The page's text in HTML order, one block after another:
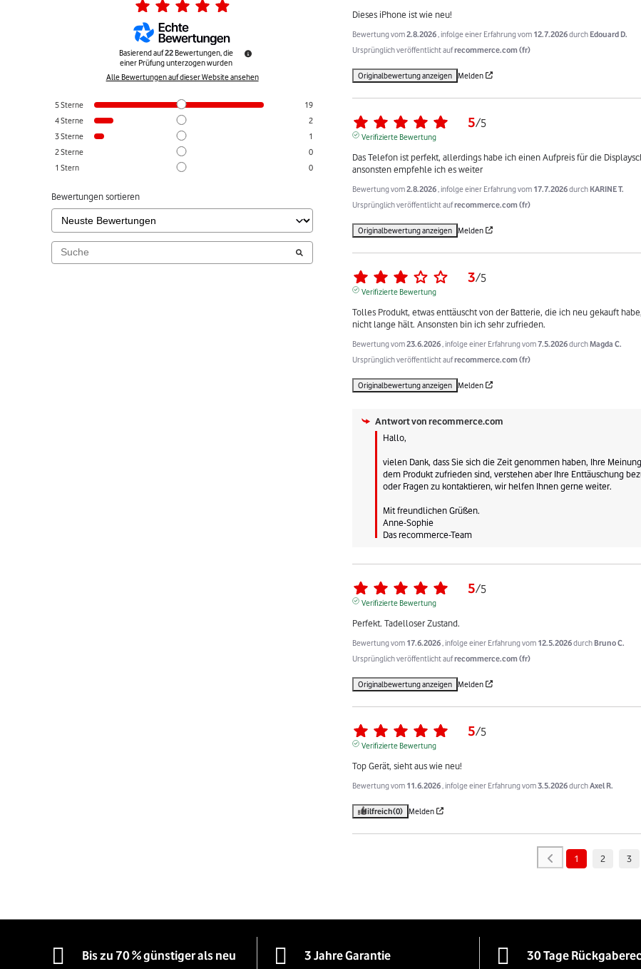
Basierend auf22 Bewertungen, die
einer Prüfung unterzogen wurden
Alle Bewertungen auf dieser Website ansehen
5Sterne
19
4Sterne
2
3Sterne
1
2Sterne
0
1 Stern 0
Bewertungen sortieren
Dieses iPhone ist wie neu!
Bewertung vom2.8.2026 , infolge einer Erfahrung vom 12.7.2026durch Edouard D.
Ursprünglich veröffentlicht aufrecommerce.com (fr)
Originalbewertung anzeigen Melden
5/5
Verifizierte Bewertung
Das Telefon ist perfekt, allerdings habe ich einen Aufpreis für die
ansonsten empfehle ich es weiter
Bewertung vom2.8.2026 , infolge einer Erfahrung vom 17.7.2026durch KARINE T.
Ursprünglich veröffentlicht aufrecommerce.com (fr)
Originalbewertung anzeigen Melden
3/5
Verifizierte Bewertung
Tolles Produkt, etwas enttäuscht von der Batterie, die ich neu gekauft
nicht lange hält. Ansonsten bin ich sehr zufrieden.
Bewertung vom23.6.2026 , infolge einer Erfahrung vom7.5.2026durchMagda C.
Ursprünglich veröffentlicht aufrecommerce.com (fr)
Originalbewertung anzeigen Melden
Antwort vonrecommerce.com
Hallo,
vielen Dank, dass Sie sich die Zeit genommen haben, Ihre
dem Produkt zufrieden sind, verstehen aber Ihre Enttäuschung
oder Fragen zu kontaktieren, wir helfen Ihnen gerne weiter.
Mit freundlichen Grüßen.
Anne-Sophie
Das recommerce-Team
5/5
Verifizierte Bewertung
Perfekt. Tadelloser Zustand.
Bewertung vom 17.6.2026 , infolge einer Erfahrung vom 12.5.2026durch Bruno C.
Ursprünglich veröffentlicht aufrecommerce.com (fr)
Originalbewertung anzeigen Melden
5/5
Verifizierte Bewertung
Top Gerät, sieht aus wie neu!
Bewertung vom 11.6.2026 , infolge einer Erfahrung vom3.5.2026durchAxel R.
Hilfreich(0) Melden
1 2 3
Bis zu 70 % günstiger als neu 3 Jahre Garantie 30 Tage